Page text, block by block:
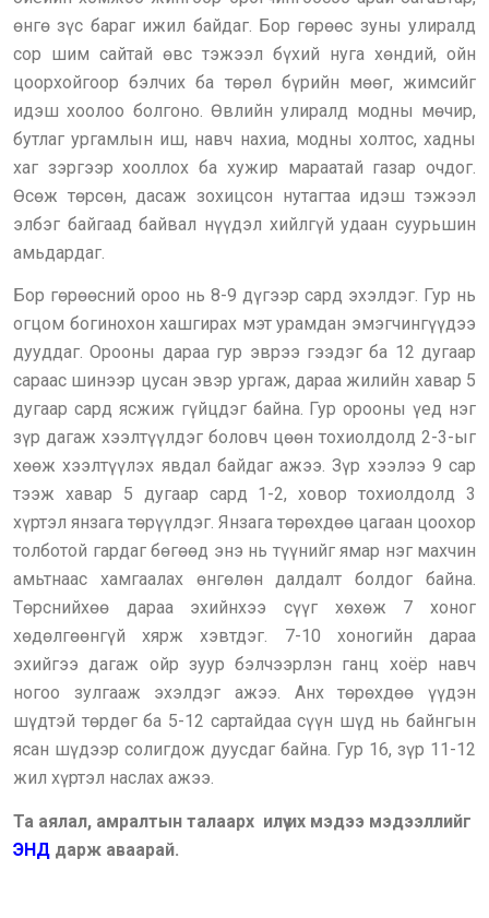
өнгө зүс бараг ижил байдаг. Бор гөрөөс зуны улиралд
сор шим сайтай өвс тэжээл бүхий нуга хөндий, ойн
цоорхойгоор бэлчих ба төрөл бүрийн мөөг, жимсийг
идэш хоолоо болгоно. Өвлийн улиралд модны мөчир,
бутлаг ургамлын иш, навч нахиа, модны холтос, хадны
хаг зэргээр хооллох ба хужир мараатай газар очдог.
Өсөж төрсөн, дасаж зохицсон нутагтаа идэш тэжээл
элбэг байгаад байвал нүүдэл хийлгүй удаан суурьшин
амьдардаг.
Бор гөрөөсний ороо нь 8-9 дүгээр сард эхэлдэг. Гур нь
огцом богинохон хашгирах мэт урамдан эмэгчингүүдээ
дууддаг. Орооны дараа гур эврээ гээдэг ба 12 дугаар
сараас шинээр цусан эвэр ургаж, дараа жилийн хавар 5
дугаар сард ясжиж гүйцдэг байна. Гур орооны үед нэг
зүр дагаж хээлтүүлдэг боловч цөөн тохиолдолд 2-3-ыг
хөөж хээлтүүлэх явдал байдаг ажээ. Зүр хээлээ 9 сар
тээж хавар 5 дугаар сард 1-2, ховор тохиолдолд 3
хүртэл янзага төрүүлдэг. Янзага төрөхдөө цагаан цоохор
толботой гардаг бөгөөд энэ нь түүнийг ямар нэг махчин
амьтнаас хамгаалах өнгөлөн далдалт болдог байна.
Төрснийхөө дараа эхийнхээ сүүг хөхөж 7 хоног
хөдөлгөөнгүй хярж хэвтдэг. 7-10 хоногийн дараа
эхийгээ дагаж ойр зуур бэлчээрлэн ганц хоёр навч
ногоо зулгааж эхэлдэг ажээ. Анх төрөхдөө үүдэн
шүдтэй төрдөг ба 5-12 сартайдаа сүүн шүд нь байнгын
ясан шүдээр солигдож дуусдаг байна. Гур 16, зүр 11-12
жил хүртэл наслах ажээ.
Та аялал, амралтын талаарх илүү их мэдээ мэдээллийг
ЭНД дарж аваарай.